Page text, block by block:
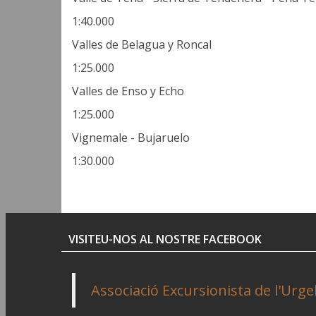
1:40.000
Valles de Belagua y Roncal
1:25.000
Valles de Enso y Echo
1:25.000
Vignemale - Bujaruelo
1:30.000
VISITEU-NOS AL NOSTRE FACEBOOK
Associació Excursionista de